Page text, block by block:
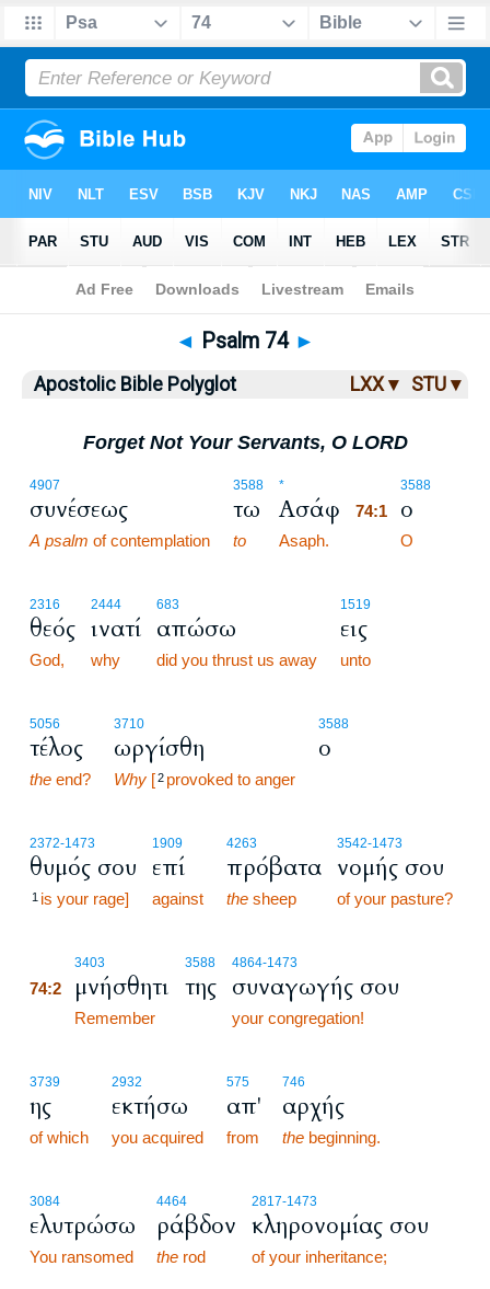
Bible>ABP > Psalm 74
◄ Psalm 74 ►
Apostolic Bible Polyglot LXX ▾ STU ▾
Forget Not Your Servants, O LORD
4907
συνέσεως
A psalm of contemplation
3588
τω
to
*
Ασάφ
Asaph.
3588
74:1 ο
O
2316
θεός
God,
2444
ινατί
why
683
απώσω
did you thrust us away
1519
εις
unto
5056
τέλος
the end?
3710
ωργίσθη
Why [2 provoked to anger
3588
ο
2372-1473
θυμός σου
1 is your rage]
1909
επί
against
4263
πρόβατα
the sheep
3542-1473
νομής σου
of your pasture?
3403
74:2 μνήσθητι
Remember
3588
της
4864-1473
συναγωγής σου
your congregation!
3739
ης
of which
2932
εκτήσω
you acquired
575
απ'
from
746
αρχής
the beginning.
3084
ελυτρώσω
You ransomed
4464
ράβδον
the rod
2817-1473
κληρονομίας σου
of your inheritance;